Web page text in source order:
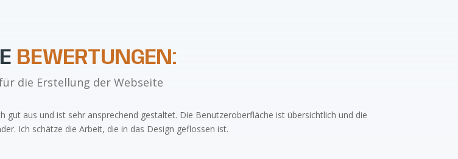
BEWERTUNGEN:
die Erstellung der Webseite
gut aus und ist sehr ansprechend gestaltet. Die Benutzeroberfläche ist übersichtlich und die
Ich schätze die Arbeit, die in das Design geflossen ist.